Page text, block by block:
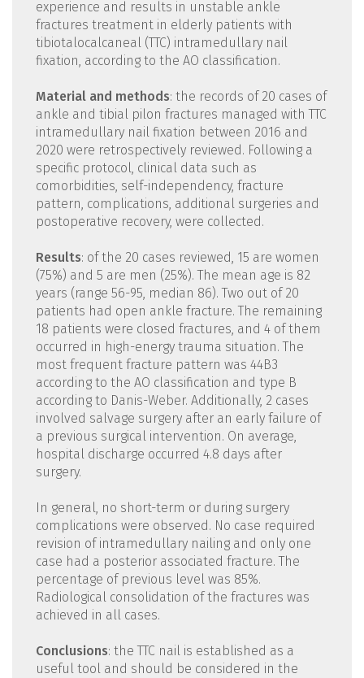
experience and results in unstable ankle
fractures treatment in elderly patients with
tibiotalocalcaneal (TTC) intramedullary nail
fixation, according to the AO classification.
Material and methods: the records of 20 cases of
ankle and tibial pilon fractures managed with TTC
intramedullary nail fixation between 2016 and
2020 were retrospectively reviewed. Following a
specific protocol, clinical data such as
comorbidities, self-independency, fracture
pattern, complications, additional surgeries and
postoperative recovery, were collected.
Results: of the 20 cases reviewed, 15 are women
(75%) and 5 are men (25%). The mean age is 82
years (range 56-95, median 86). Two out of 20
patients had open ankle fracture. The remaining
18 patients were closed fractures, and 4 of them
occurred in high-energy trauma situation. The
most frequent fracture pattern was 44B3
according to the AO classification and type B
according to Danis-Weber. Additionally, 2 cases
involved salvage surgery after an early failure of
a previous surgical intervention. On average,
hospital discharge occurred 4.8 days after
surgery.
In general, no short-term or during surgery
complications were observed. No case required
revision of intramedullary nailing and only one
case had a posterior associated fracture. The
percentage of previous level was 85%.
Radiological consolidation of the fractures was
achieved in all cases.
Conclusions: the TTC nail is established as a
useful tool and should be considered in the